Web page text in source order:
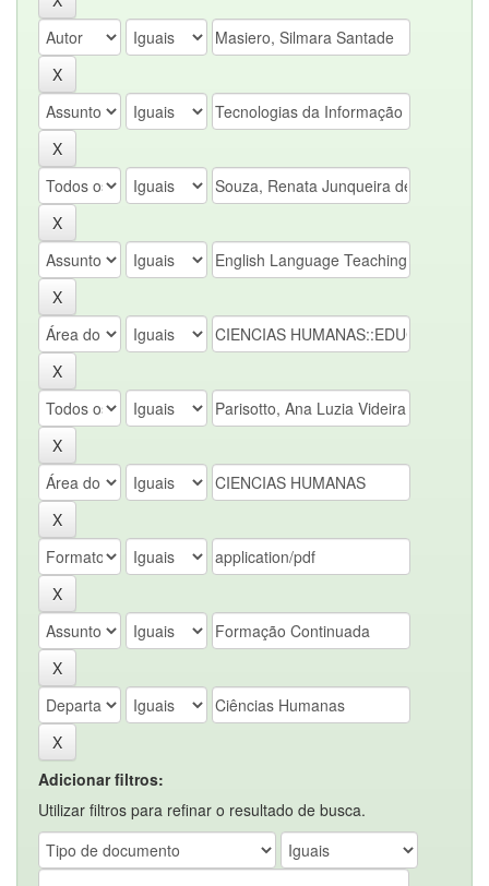
Adicionar filtros:
Utilizar filtros para refinar o resultado de busca.